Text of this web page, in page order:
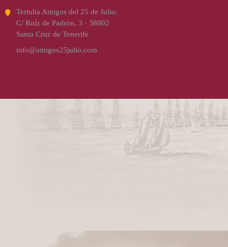
Tertulia Amigos del 25 de Julio.
C/ Ruíz de Padrón, 3 · 38002
Santa Cruz de Tenerife
info@amigos25julio.com